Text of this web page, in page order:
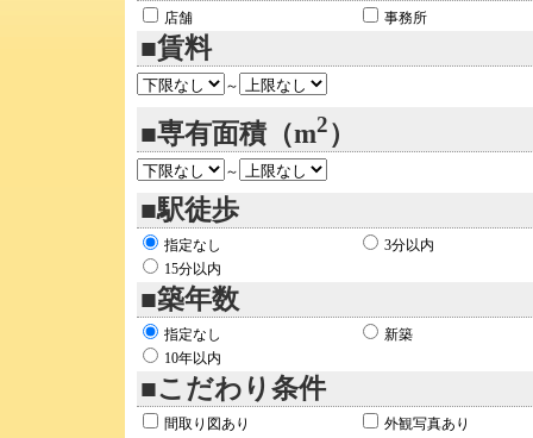
店舗 事務所
■賃料
～
■専有面積（m2）
～
■駅徒歩
指定なし
3分以内
15分以内
■築年数
指定なし
新築
10年以内
■こだわり条件
間取り図あり 外観写真あり